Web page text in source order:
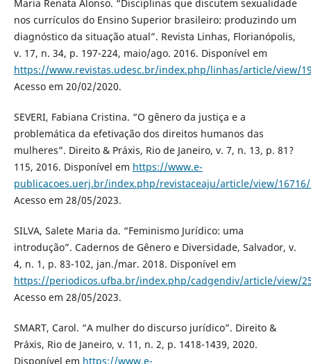
Maria Renata Alonso. “Disciplinas que discutem sexualidade
nos currículos do Ensino Superior brasileiro: produzindo um
diagnóstico da situação atual”. Revista Linhas, Florianópolis,
v. 17, n. 34, p. 197-224, maio/ago. 2016. Disponível em
https://www.revistas.udesc.br/index.php/linhas/article/view/
Acesso em 20/02/2020.
SEVERI, Fabiana Cristina. “O gênero da justiça e a
problemática da efetivação dos direitos humanos das
mulheres”. Direito & Práxis, Rio de Janeiro, v. 7, n. 13, p. 81?
115, 2016. Disponível em https://www.e-
publicacoes.uerj.br/index.php/revistaceaju/article/view/16716/
Acesso em 28/05/2023.
SILVA, Salete Maria da. “Feminismo Jurídico: uma
introdução”. Cadernos de Gênero e Diversidade, Salvador, v.
4, n. 1, p. 83-102, jan./mar. 2018. Disponível em
https://periodicos.ufba.br/index.php/cadgendiv/article/view/
Acesso em 28/05/2023.
SMART, Carol. “A mulher do discurso jurídico”. Direito &
Práxis, Rio de Janeiro, v. 11, n. 2, p. 1418-1439, 2020.
Disponível em https://www.e-